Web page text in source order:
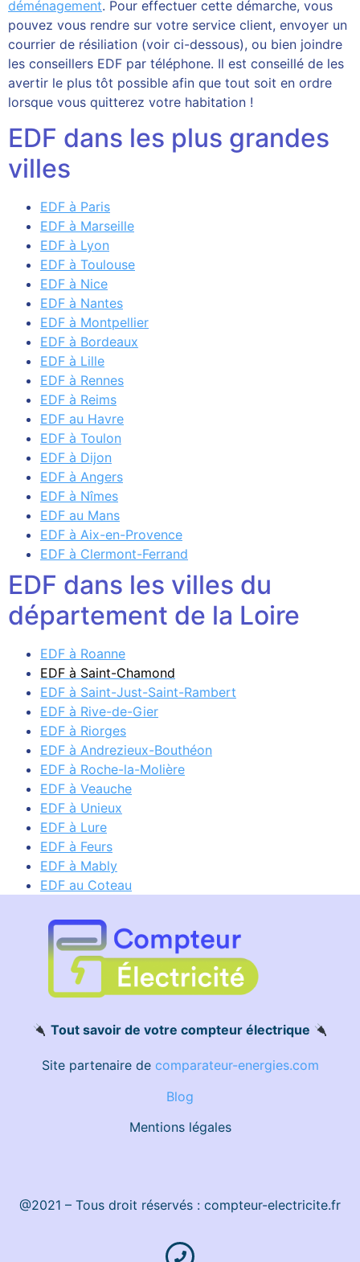
déménagement. Pour effectuer cette démarche, vous
pouvez vous rendre sur votre service client, envoyer un
courrier de résiliation (voir ci-dessous), ou bien joindre
les conseillers EDF par téléphone. Il est conseillé de les
avertir le plus tôt possible afin que tout soit en ordre
lorsque vous quitterez votre habitation !
EDF dans les plus grandes
villes
EDF à Paris
EDF à Marseille
EDF à Lyon
EDF à Toulouse
EDF à Nice
EDF à Nantes
EDF à Montpellier
EDF à Bordeaux
EDF à Lille
EDF à Rennes
EDF à Reims
EDF au Havre
EDF à Toulon
EDF à Dijon
EDF à Angers
EDF à Nîmes
EDF au Mans
EDF à Aix-en-Provence
EDF à Clermont-Ferrand
EDF dans les villes du
département de la Loire
EDF à Roanne
EDF à Saint-Chamond
EDF à Saint-Just-Saint-Rambert
EDF à Rive-de-Gier
EDF à Riorges
EDF à Andrezieux-Bouthéon
EDF à Roche-la-Molière
EDF à Veauche
EDF à Unieux
EDF à Lure
EDF à Feurs
EDF à Mably
EDF au Coteau
Tout savoir de votre compteur électrique
Site partenaire de comparateur-energies.com
Blog
Mentions légales
@2021 – Tous droit réservés : compteur-electricite.fr